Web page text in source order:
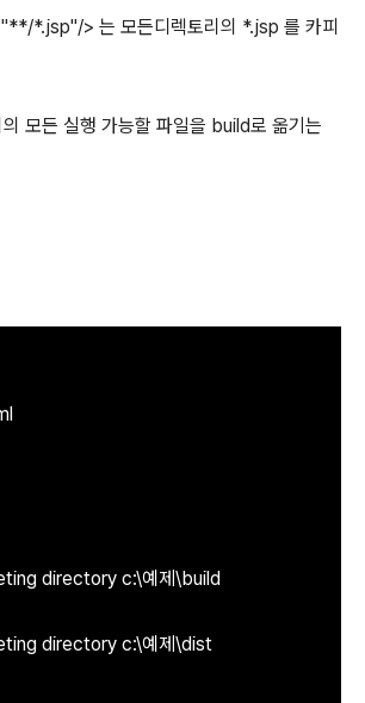
*.jsp"/> 는 모든디렉토리의 *.jsp 를 카피
모든 실행 가능할 파일을 build로 옮기는
directory c:\예제\build
directory c:\예제\dist